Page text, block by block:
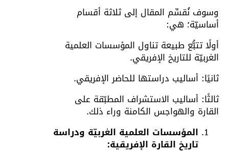
وسوف نُقسِّم المقال إلى ثلاثة أقسام
أساسيّة؛ هي:
أولًا تتبُّع طبيعة تناول المؤسسات العلمية
الغربيّة للتاريخ الإفريقي.
ثانيًا: أساليب دراستها للحاضر الإفريقي.
ثالثًا: أساليب الاستشراف المطبّقة على
القارة والهواجس الكامنة وراء ذلك.
المؤسسات العلمية الغربيّة ودراسة
تاريخ القارة الإفريقية: